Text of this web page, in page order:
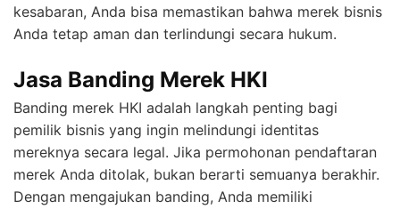
kesabaran, Anda bisa memastikan bahwa merek bisnis
Anda tetap aman dan terlindungi secara hukum.
Jasa Banding Merek HKI
Banding merek HKI adalah langkah penting bagi
pemilik bisnis yang ingin melindungi identitas
mereknya secara legal. Jika permohonan pendaftaran
merek Anda ditolak, bukan berarti semuanya berakhir.
Dengan mengajukan banding, Anda memiliki